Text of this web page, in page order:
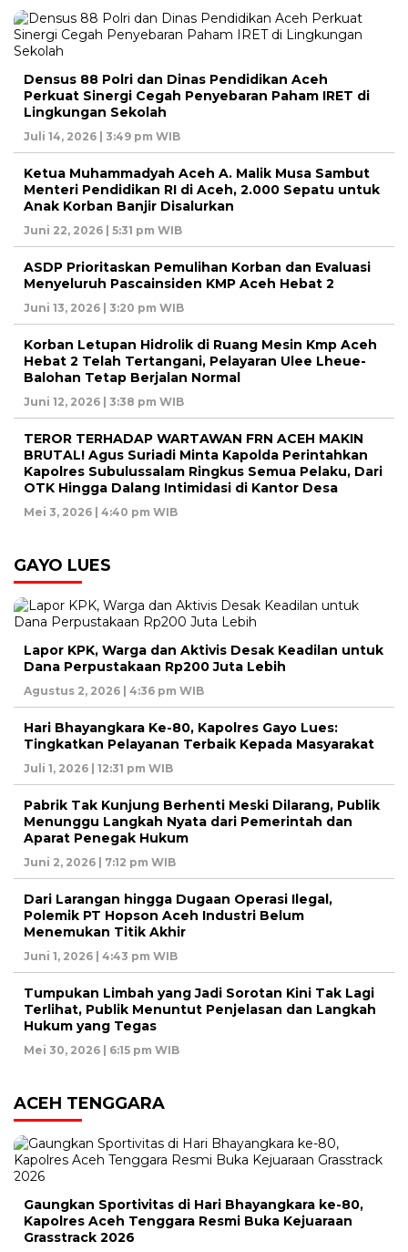
Densus 88 Polri dan Dinas Pendidikan Aceh
Perkuat Sinergi Cegah Penyebaran Paham IRET di
Lingkungan Sekolah
Juli 14, 2026 | 3:49 pm WIB
Ketua Muhammadyah Aceh A. Malik Musa Sambut
Menteri Pendidikan RI di Aceh, 2.000 Sepatu untuk
Anak Korban Banjir Disalurkan
Juni 22, 2026 | 5:31 pm WIB
ASDP Prioritaskan Pemulihan Korban dan Evaluasi
Menyeluruh Pascainsiden KMP Aceh Hebat 2
Juni 13, 2026 | 3:20 pm WIB
Korban Letupan Hidrolik di Ruang Mesin Kmp Aceh
Hebat 2 Telah Tertangani, Pelayaran Ulee Lheue-
Balohan Tetap Berjalan Normal
Juni 12, 2026 | 3:38 pm WIB
TEROR TERHADAP WARTAWAN FRN ACEH MAKIN
BRUTAL! Agus Suriadi Minta Kapolda Perintahkan
Kapolres Subulussalam Ringkus Semua Pelaku, Dari
OTK Hingga Dalang Intimidasi di Kantor Desa
Mei 3, 2026 | 4:40 pm WIB
GAYO LUES
Lapor KPK, Warga dan Aktivis Desak Keadilan untuk
Dana Perpustakaan Rp200 Juta Lebih
Agustus 2, 2026 | 4:36 pm WIB
Hari Bhayangkara Ke-80, Kapolres Gayo Lues:
Tingkatkan Pelayanan Terbaik Kepada Masyarakat
Juli 1, 2026 | 12:31 pm WIB
Pabrik Tak Kunjung Berhenti Meski Dilarang, Publik
Menunggu Langkah Nyata dari Pemerintah dan
Aparat Penegak Hukum
Juni 2, 2026 | 7:12 pm WIB
Dari Larangan hingga Dugaan Operasi Ilegal,
Polemik PT Hopson Aceh Industri Belum
Menemukan Titik Akhir
Juni 1, 2026 | 4:43 pm WIB
Tumpukan Limbah yang Jadi Sorotan Kini Tak Lagi
Terlihat, Publik Menuntut Penjelasan dan Langkah
Hukum yang Tegas
Mei 30, 2026 | 6:15 pm WIB
ACEH TENGGARA
Gaungkan Sportivitas di Hari Bhayangkara ke-80,
Kapolres Aceh Tenggara Resmi Buka Kejuaraan
Grasstrack 2026